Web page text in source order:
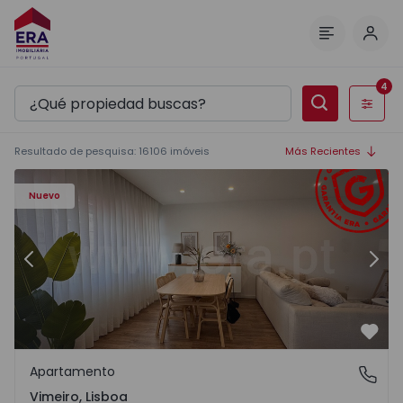
Filtros
4
Resultado de pesquisa: 16106 imóveis Más Recientes
Nuevo
Apartamento T1 Lourinhã, Vimeiro - 1575406 - 1
Anterior
Vimeiro, Lisboa
Apartamento
Vimeiro, Lisboa